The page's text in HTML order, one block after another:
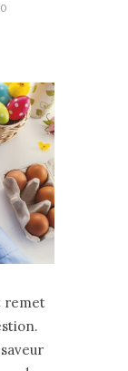
remet